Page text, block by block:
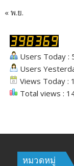
« พ.ย.
Users Today :
Users
Views Today :
Total views :
หมวดหมู่